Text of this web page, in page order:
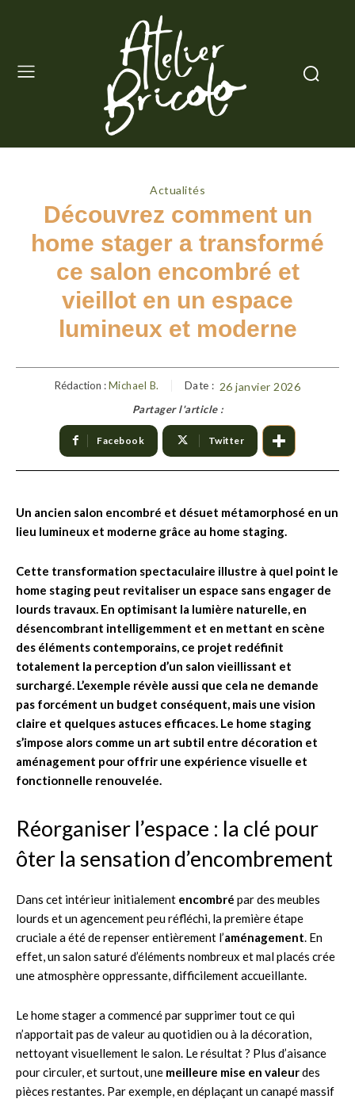
Actualités
Découvrez comment un
home stager a transformé
ce salon encombré et
vieillot en un espace
lumineux et moderne
Rédaction : Michael B. Date : 26 janvier 2026
Partager l'article :
Facebook Twitter
Un ancien salon encombré et désuet métamorphosé en un
lieu lumineux et moderne grâce au home staging.
Cette transformation spectaculaire illustre à quel point le
home staging peut revitaliser un espace sans engager de
lourds travaux. En optimisant la lumière naturelle, en
désencombrant intelligemment et en mettant en scène
des éléments contemporains, ce projet redéfinit
totalement la perception d’un salon vieillissant et
surchargé. L’exemple révèle aussi que cela ne demande
pas forcément un budget conséquent, mais une vision
claire et quelques astuces efficaces. Le home staging
s’impose alors comme un art subtil entre décoration et
aménagement pour offrir une expérience visuelle et
fonctionnelle renouvelée.
Réorganiser l’espace : la clé pour
ôter la sensation d’encombrement
Dans cet intérieur initialement encombré par des meubles
lourds et un agencement peu réfléchi, la première étape
cruciale a été de repenser entièrement l’aménagement. En
effet, un salon saturé d’éléments nombreux et mal placés crée
une atmosphère oppressante, difficilement accueillante.
Le home stager a commencé par supprimer tout ce qui
n’apportait pas de valeur au quotidien ou à la décoration,
nettoyant visuellement le salon. Le résultat ? Plus d’aisance
pour circuler, et surtout, une meilleure mise en valeurdes
pièces restantes. Par exemple, en déplaçant un canapé massif